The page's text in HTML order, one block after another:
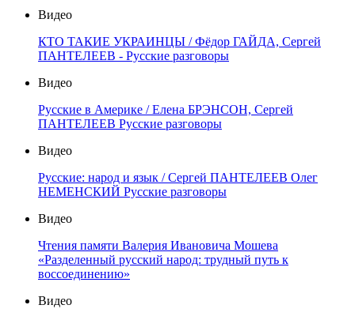
Видео
КТО ТАКИЕ УКРАИНЦЫ / Фёдор ГАЙДА, Сергей
ПАНТЕЛЕЕВ - Русские разговоры
Видео
Русские в Америке / Елена БРЭНСОН, Сергей
ПАНТЕЛЕЕВ Русские разговоры
Видео
Русские: народ и язык / Сергей ПАНТЕЛЕЕВ Олег
НЕМЕНСКИЙ Русские разговоры
Видео
Чтения памяти Валерия Ивановича Мошева
«Разделенный русский народ: трудный путь к
воссоединению»
Видео